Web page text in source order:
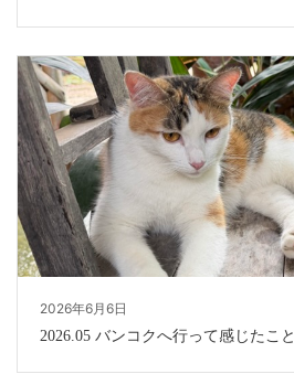
2026年6月6日
2026.05 バンコクへ行って感じたこと